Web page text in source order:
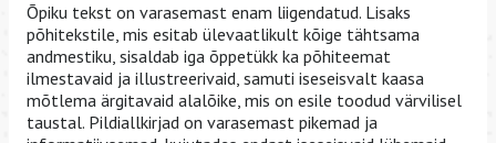
Õpiku tekst on varasemast enam liigendatud. Lisaks
põhitekstile, mis esitab ülevaatlikult kõige tähtsama
andmestiku, sisaldab iga õppetükk ka põhiteemat
ilmestavaid ja illustreerivaid, samuti iseseisvalt kaasa
mõtlema ärgitavaid alalõike, mis on esile toodud värvilisel
taustal. Pildiallkirjad on varasemast pikemad ja